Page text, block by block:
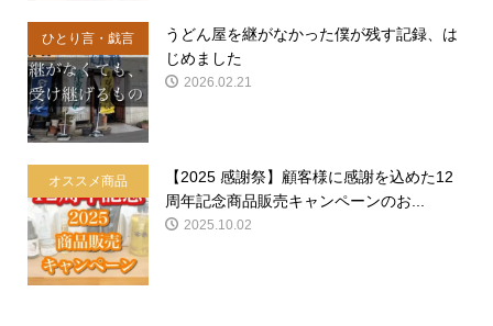
ひとり言・戯言
うどん屋を継がなかった僕が残す記録、は
じめました
2026.02.21
オススメ商品
【2025 感謝祭】顧客様に感謝を込めた12
周年記念商品販売キャンペーンのお...
2025.10.02